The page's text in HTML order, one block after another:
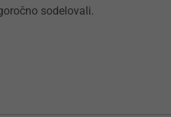
sodelovali.